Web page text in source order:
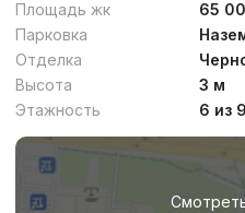
Площадь жк
65
Парковка
Отделка
Высота
3 м
Этажность
6 из 9